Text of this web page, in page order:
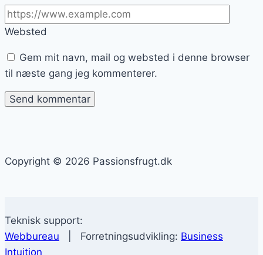
Websted
Gem mit navn, mail og websted i denne browser
til næste gang jeg kommenterer.
Copyright © 2026 Passionsfrugt.dk
Teknisk support:
Webbureau | Forretningsudvikling: Business
Intuition